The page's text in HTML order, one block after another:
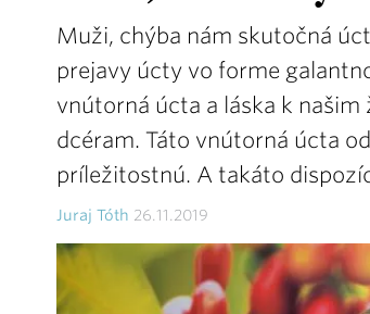
Muži, chýba nám skutočná
prejavy úcty vo forme
vnútorná úcta a láska k
dcéram. Táto vnútorná úcta
príležitostnú. A takáto
Juraj Tóth 26.11.2019